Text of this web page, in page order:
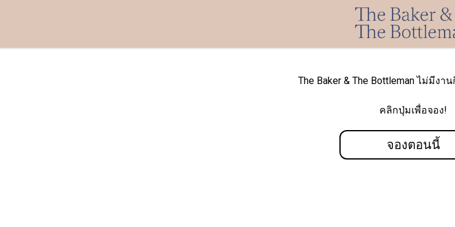
The Baker & The Bottleman ไม่มีง
คลิกปุ่มเพื่อจอง!
จองตอนนี้